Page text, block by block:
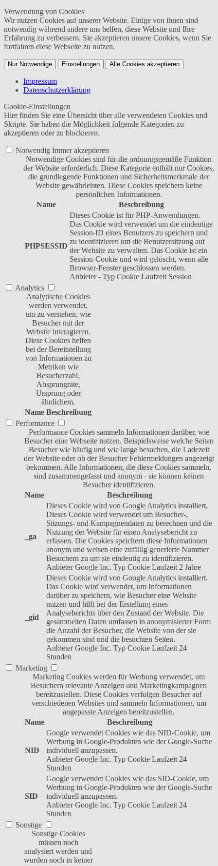
Verwendung von Cookies
Wir nutzen Cookies auf unserer Website. Einige von ihnen sind
notwendig während andere uns helfen, diese Website und Ihre
Erfahrung zu verbessern. Sie akzeptieren unsere Cookies, wenn Sie
fortfahren diese Webseite zu nutzen.
Nur Notwendige Einstellungen Alle Cookies akzeptieren
Impressum
Datenschutzerklärung
Cookie-Einstellungen
Hier finden Sie eine Übersicht über alle verwendeten Cookies und
Skripte. Sie haben die Möglichkeit folgende Kategorien zu
akzeptieren oder zu blockieren.
Notwendig Immer akzeptieren
Notwendige Cookies sind für die ordnungsgemäße Funktion
der Website erforderlich. Diese Kategorie enthält nur Cookies,
die grundlegende Funktionen und Sicherheitsmerkmale der
Website gewährleisten. Diese Cookies speichern keine
persönlichen Informationen.
Name
Beschreibung
PHPSESSID
Dieses Cookie ist für PHP-Anwendungen.
Das Cookie wird verwendet um die eindeutige
Session-ID eines Benutzers zu speichern und
zu identifizieren um die Benutzersitzung auf
der Website zu verwalten. Das Cookie ist ein
Session-Cookie und wird gelöscht, wenn alle
Browser-Fenster geschlossen werden.
Anbieter - Typ Cookie Laufzeit Session
Analytics
Analytische Cookies
werden verwendet,
um zu verstehen, wie
Besucher mit der
Website interagieren.
Diese Cookies helfen
bei der Bereitstellung
von Informationen zu
Metriken wie
Besucherzahl,
Absprungrate,
Ursprung oder
ähnlichem.
Name Beschreibung
Performance
Performance Cookies sammeln Informationen darüber, wie
Besucher eine Webseite nutzen. Beispielsweise welche Seiten
Besucher wie häufig und wie lange besuchen, die Ladezeit
der Website oder ob der Besucher Fehlermeldungen angezeigt
bekommen. Alle Informationen, die diese Cookies sammeln,
sind zusammengefasst und anonym - sie können keinen
Besucher identifizieren.
Name
Beschreibung
_ga
Dieses Cookie wird von Google Analytics installiert.
Dieses Cookie wird verwendet um Besucher-,
Sitzungs- und Kampagnendaten zu berechnen und die
Nutzung der Website für einen Analysebericht zu
erfassen. Die Cookies speichern diese Informationen
anonym und weisen eine zufällig generierte Nummer
Besuchern zu um sie eindeutig zu identifizieren.
Anbieter Google Inc. Typ Cookie Laufzeit 2 Jahre
_gid
Dieses Cookie wird von Google Analytics installiert.
Das Cookie wird verwendet, um Informationen
darüber zu speichern, wie Besucher eine Website
nutzen und hilft bei der Erstellung eines
Analyseberichts über den Zustand der Website. Die
gesammelten Daten umfassen in anonymisierter Form
die Anzahl der Besucher, die Website von der sie
gekommen sind und die besuchten Seiten.
Anbieter Google Inc. Typ Cookie Laufzeit 24
Stunden
Marketing
Marketing Cookies werden für Werbung verwendet, um
Besuchern relevante Anzeigen und Marketingkampagnen
bereitzustellen. Diese Cookies verfolgen Besucher auf
verschiedenen Websites und sammeln Informationen, um
angepasste Anzeigen bereitzustellen.
Name
Beschreibung
NID
Google verwendet Cookies wie das NID-Cookie, um
Werbung in Google-Produkten wie der Google-Suche
individuell anzupassen.
Anbieter Google Inc. Typ Cookie Laufzeit 24
Stunden
SID
Google verwendet Cookies wie das SID-Cookie, um
Werbung in Google-Produkten wie der Google-Suche
individuell anzupassen.
Anbieter Google Inc. Typ Cookie Laufzeit 24
Stunden
Sonstige
Sonstige Cookies
müssen noch
analysiert werden und
wurden noch in keiner